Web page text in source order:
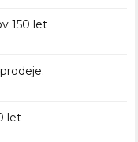
150 let
let